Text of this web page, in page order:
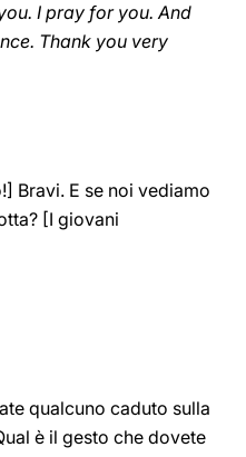
I pray for you. And
Thank you very
Bravi. E se noi vediamo
[I giovani
qualcuno caduto sulla
è il gesto che dovete